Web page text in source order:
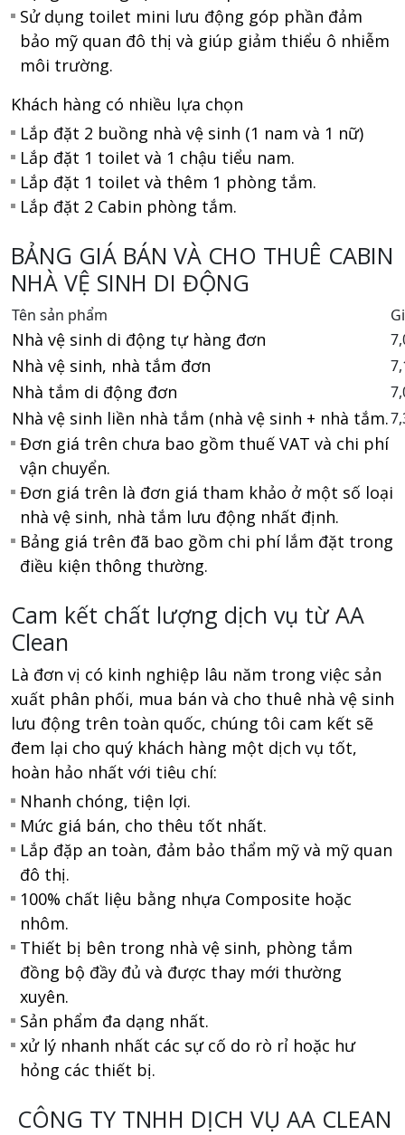
Sử dụng toilet mini lưu động góp phần đảm
bảo mỹ quan đô thị và giúp giảm thiểu ô nhiễm
môi trường.
Khách hàng có nhiều lựa chọn
Lắp đặt 2 buồng nhà vệ sinh (1 nam và 1 nữ)
Lắp đặt 1 toilet và 1 chậu tiểu nam.
Lắp đặt 1 toilet và thêm 1 phòng tắm.
Lắp đặt 2 Cabin phòng tắm.
BẢNG GIÁ BÁN VÀ CHO THUÊ CABIN
NHÀ VỆ SINH DI ĐỘNG
Tên sản phẩm
Nhà vệ sinh di động tự hàng đơn
Nhà vệ sinh, nhà tắm đơn
Nhà tắm di động đơn
Nhà vệ sinh liền nhà tắm (nhà vệ sinh + nhà tắm.
Đơn giá trên chưa bao gồm thuế VAT và chi phí
vận chuyển.
Đơn giá trên là đơn giá tham khảo ở một số loại
nhà vệ sinh, nhà tắm lưu động nhất định.
Bảng giá trên đã bao gồm chi phí lắm đặt trong
điều kiện thông thường.
Cam kết chất lượng dịch vụ từ AA
Clean
Là đơn vị có kinh nghiệp lâu năm trong việc sản
xuất phân phối, mua bán và cho thuê nhà vệ sinh
lưu động trên toàn quốc, chúng tôi cam kết sẽ
đem lại cho quý khách hàng một dịch vụ tốt,
hoàn hảo nhất với tiêu chí:
Nhanh chóng, tiện lợi.
Mức giá bán, cho thêu tốt nhất.
Lắp đặp an toàn, đảm bảo thẩm mỹ và mỹ quan
đô thị.
100% chất liệu bằng nhựa Composite hoặc
nhôm.
Thiết bị bên trong nhà vệ sinh, phòng tắm
đồng bộ đầy đủ và được thay mới thường
xuyên.
Sản phẩm đa dạng nhất.
xử lý nhanh nhất các sự cố do rò rỉ hoặc hư
hỏng các thiết bị.
CÔNG TY TNHH DỊCH VỤ AA CLEAN